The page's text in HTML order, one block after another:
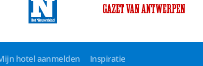
hotel aanmelden Inspiratie